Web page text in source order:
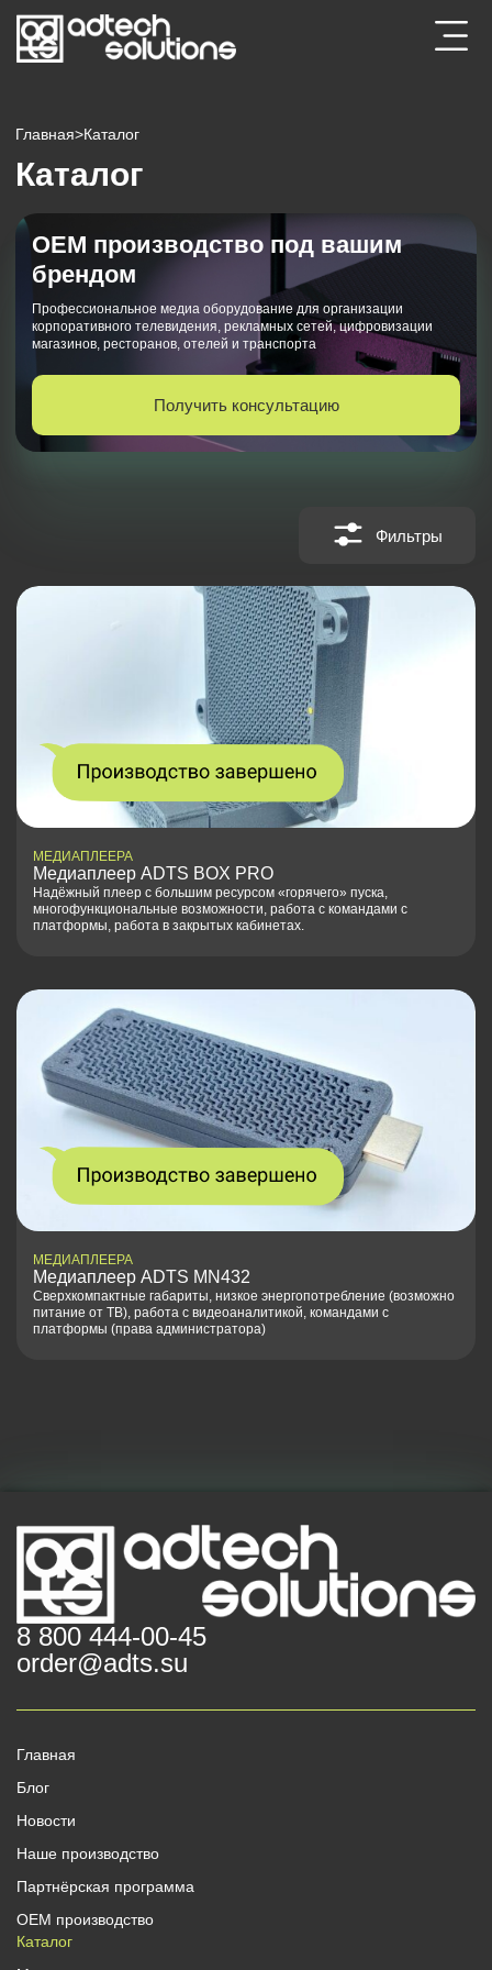
Главная>Каталог
Каталог
ОЕМ производство под вашим
брендом
Профессиональное медиа оборудование для организации
корпоративного телевидения, рекламных сетей, цифровизации
магазинов, ресторанов, отелей и транспорта
Получить консультацию
Фильтры
МЕДИАПЛЕЕРА
Медиаплеер ADTS BOX PRO
Надёжный плеер с большим ресурсом «горячего» пуска,
многофункциональные возможности, работа с командами с
платформы, работа в закрытых кабинетах.
МЕДИАПЛЕЕРА
Медиаплеер ADTS MN432
Сверхкомпактные габариты, низкое энергопотребление (возможно
питание от ТВ), работа с видеоаналитикой, командами с
платформы (права администратора)
8 800 444-00-45
order@adts.su
Главная
Блог
Новости
Наше производство
Партнёрская программа
OEM производство
Каталог